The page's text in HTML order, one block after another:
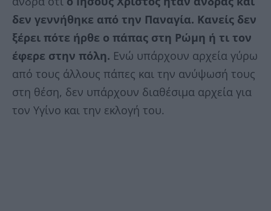
δεν γεννήθηκε από την Παναγία. Κανείς δεν
ξέρει πότε ήρθε ο πάπας στη Ρώμη ή τι τον
έφερε στην πόλη. Ενώ υπάρχουν αρχεία γύρω
από τους άλλους πάπες και την ανύψωσή τους
στη θέση, δεν υπάρχουν διαθέσιμα αρχεία για
τον Υγίνο και την εκλογή του.